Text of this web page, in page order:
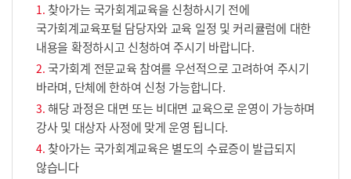
찾아가는 국가회계교육을 신청하시기 전에
국가회계교육포털 담당자와 교육 일정 및 커리큘럼에 대한
내용을 확정하시고 신청하여 주시기 바랍니다.
국가회계 전문교육 참여를 우선적으로 고려하여 주시기
바라며, 단체에 한하여 신청 가능합니다.
해당 과정은 대면 또는 비대면 교육으로 운영이 가능하며
강사 및 대상자 사정에 맞게 운영 됩니다.
찾아가는 국가회계교육은 별도의 수료증이 발급되지
않습니다